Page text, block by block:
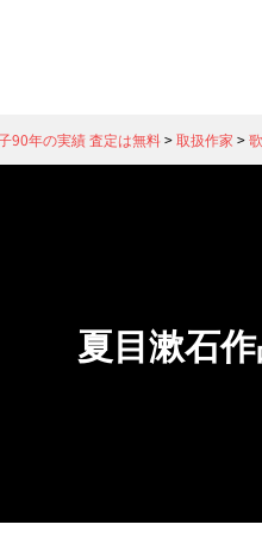
90年の実績 査定は無料>取扱作家 >
夏目漱石